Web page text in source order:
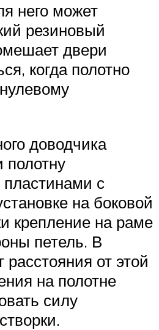
него может
резиновый
двери
когда полотно
доводчика
полотну
с
на боковой
крепление на раме
петель. В
от этой
на полотне
силу